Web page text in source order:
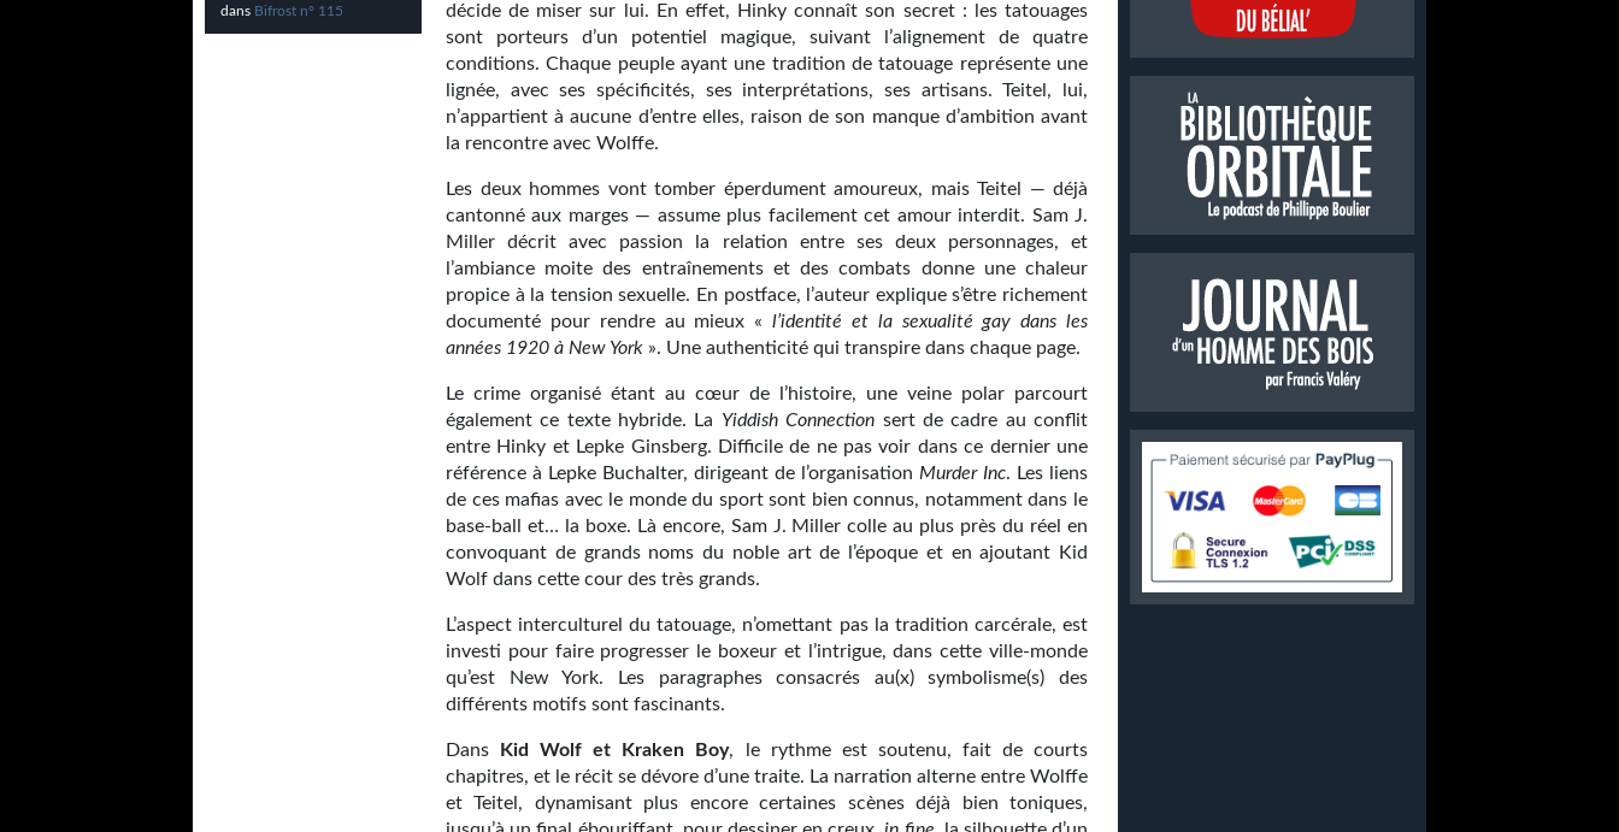
dans Bifrost n° 115
décide de miser sur lui. En effet, Hinky connaît son secret : les tatouages
sont porteurs d’un potentiel magique, suivant l’alignement de quatre
conditions. Chaque peuple ayant une tradition de tatouage représente une
lignée, avec ses spécificités, ses interprétations, ses artisans. Teitel, lui,
n’appartient à aucune d’entre elles, raison de son manque d’ambition avant
la rencontre avec Wolffe.
Les deux hommes vont tomber éperdument amoureux, mais Teitel — déjà
cantonné aux marges — assume plus facilement cet amour interdit. Sam J.
Miller décrit avec passion la relation entre ses deux personnages, et
l’ambiance moite des entraînements et des combats donne une chaleur
propice à la tension sexuelle. En postface, l’auteur explique s’être richement
documenté pour rendre au mieux « l’identité et la sexualité gay dans les
années 1920 à New York ». Une authenticité qui transpire dans chaque page.
Le crime organisé étant au cœur de l’histoire, une veine polar parcourt
également ce texte hybride. La Yiddish Connection sert de cadre au conflit
entre Hinky et Lepke Ginsberg. Difficile de ne pas voir dans ce dernier une
référence à Lepke Buchalter, dirigeant de l’organisation Murder Inc. Les liens
de ces mafias avec le monde du sport sont bien connus, notamment dans le
base-ball et… la boxe. Là encore, Sam J. Miller colle au plus près du réel en
convoquant de grands noms du noble art de l’époque et en ajoutant Kid
Wolf dans cette cour des très grands.
L’aspect interculturel du tatouage, n’omettant pas la tradition carcérale, est
investi pour faire progresser le boxeur et l’intrigue, dans cette ville-monde
qu’est New York. Les paragraphes consacrés au(x) symbolisme(s) des
différents motifs sont fascinants.
Dans Kid Wolf et Kraken Boy, le rythme est soutenu, fait de courts
chapitres, et le récit se dévore d’une traite. La narration alterne entre Wolffe
et Teitel, dynamisant plus encore certaines scènes déjà bien toniques,